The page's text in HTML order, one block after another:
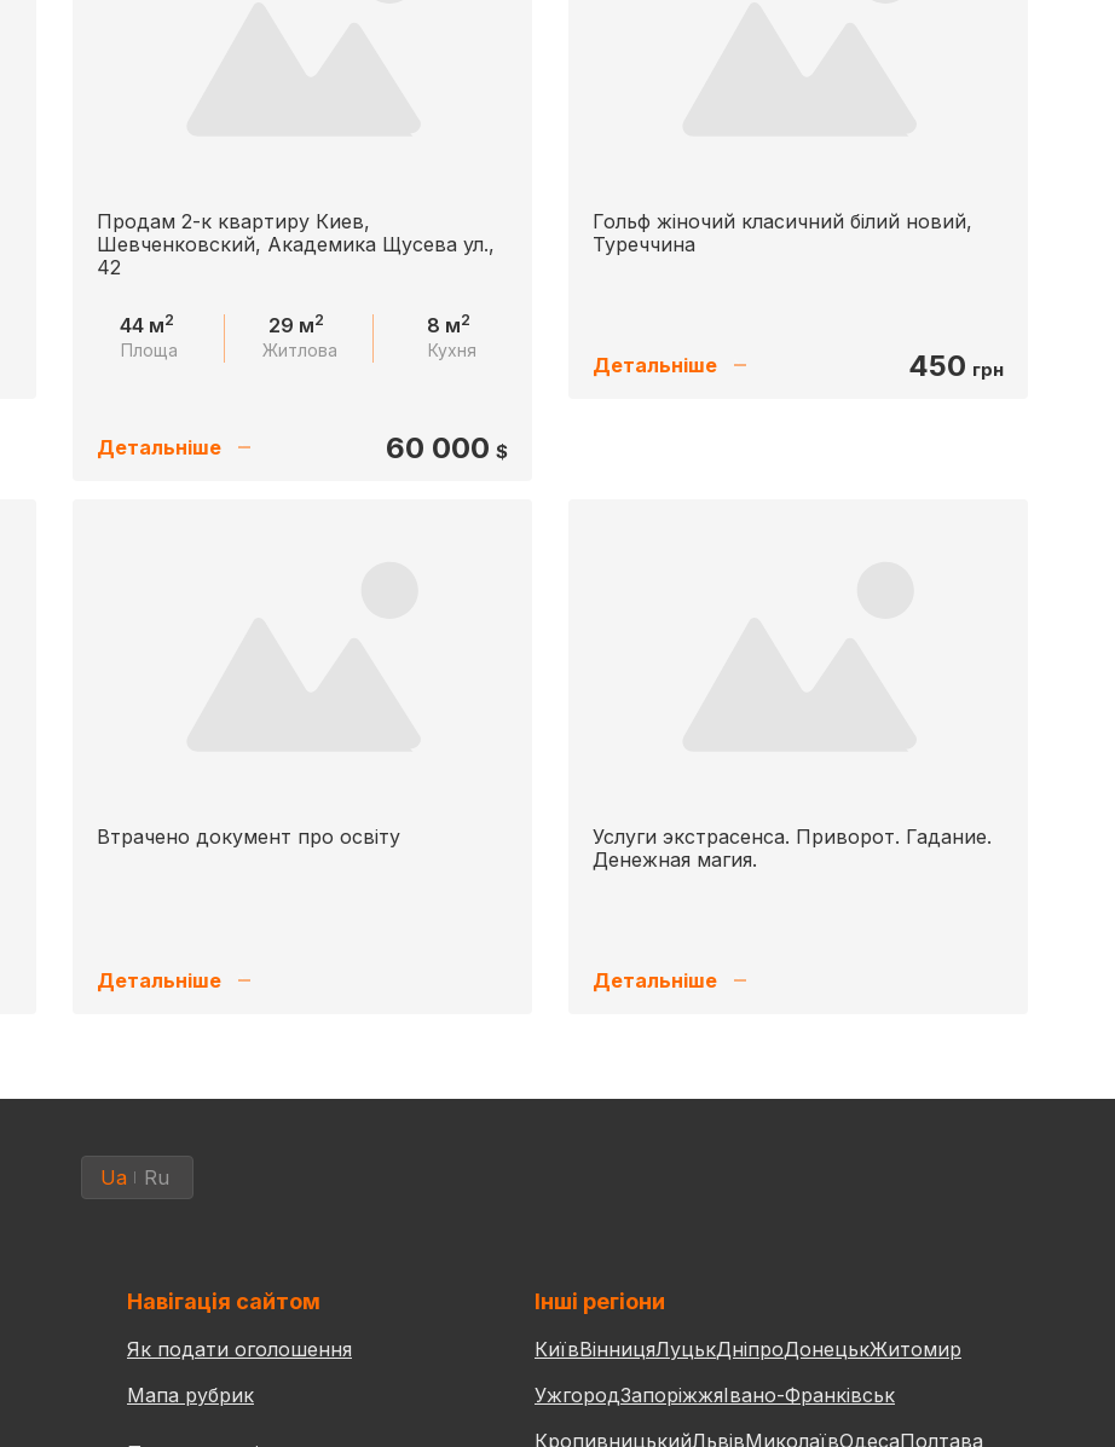
Продам 2-к квартиру Киев,
Шевченковский, Академика Щусева ул.,
42
44 м2
Площа
29 м2
Житлова
8 м2
Кухня
Детальніше 60 000 $
Гольф жіночий класичний білий новий,
Туреччина
Детальніше 450 грн
Втрачено документ про освіту
Детальніше
Услуги экстрасенса. Приворот. Гадание.
Денежная магия.
Детальніше
Ua Ru
Навігація сайтом
Як подати оголошення
Мапа рубрик
Інші регіони
КиївВінницяЛуцькДніпроДонецькЖитомир
УжгородЗапоріжжяІвано-Франківськ
КропивницькийЛьвівМиколаївОдесаПолтава